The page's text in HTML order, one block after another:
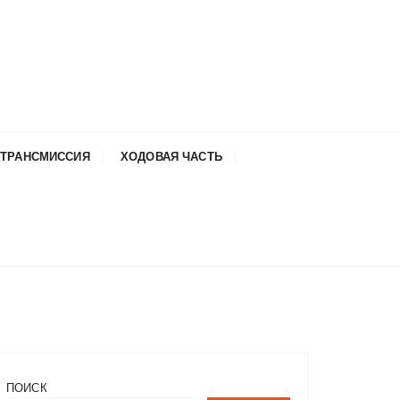
ТРАНСМИССИЯ ХОДОВАЯ ЧАСТЬ
ПОИСК